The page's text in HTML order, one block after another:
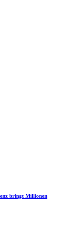
bringt Millionen